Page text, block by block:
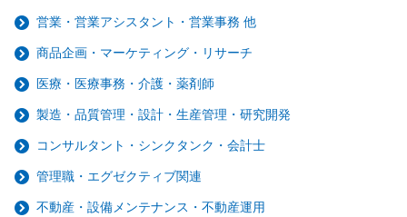
営業・営業アシスタント・営業事務 他
商品企画・マーケティング・リサーチ
医療・医療事務・介護・薬剤師
製造・品質管理・設計・生産管理・研究開発
コンサルタント・シンクタンク・会計士
管理職・エグゼクティブ関連
不動産・設備メンテナンス・不動産運用